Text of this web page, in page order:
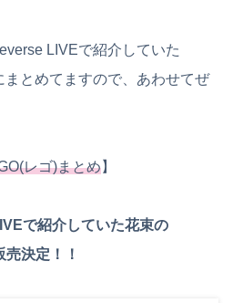
LIVEで紹介していた
まとめてますので、あわせてぜ
レゴ)まとめ】
で紹介していた花束の
決定！！